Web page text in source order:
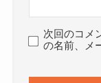
次回のコメ
の名前、メ